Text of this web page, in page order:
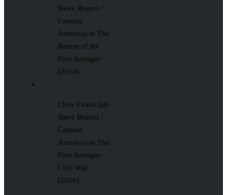
Steve Rogers /
Captain
America) in The
Return of the
First Avenger
(2014)
Chris Evans (als
Steve Rogers /
Captain
America) in The
First Avenger:
Civil War
(2016)